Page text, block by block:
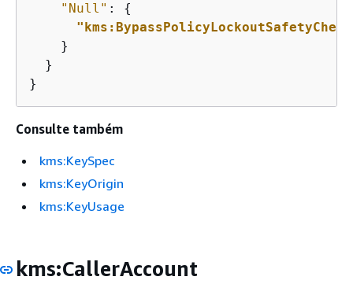
"Null" : {
    }
  }
}
Consulte também
kms:KeySpec
kms:KeyOrigin
kms:KeyUsage
kms:CallerAccount